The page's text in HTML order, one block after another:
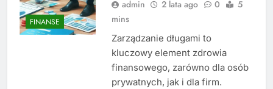
FINANSE
admin 2 lata ago 0
5
mins
Zarządzanie długami to
kluczowy element zdrowia
finansowego, zarówno dla osób
prywatnych, jak i dla firm.